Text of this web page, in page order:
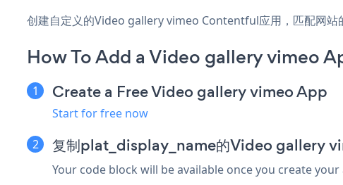
创建自定义的Video gallery vimeo Contentful应用，匹配网站
How To Add a Video gallery vimeo
Create a Free Video gallery vimeo App
Start for free now
复制plat_display_name的Video gallery
Your code block will be available once you create your